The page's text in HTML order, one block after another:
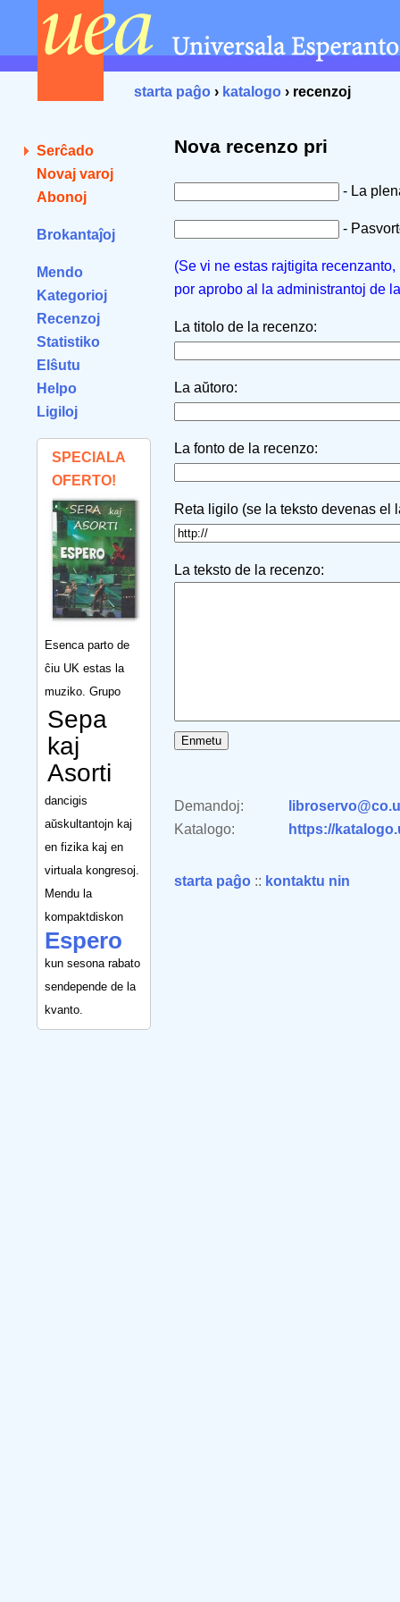
starta paĝo › katalogo › recenzoj
Serĉado
Novaj varoj
Abonoj
Brokantaĵoj
Mendo
Kategorioj
Recenzoj
Statistiko
Elŝutu
Helpo
Ligiloj
SPECIALA
OFERTO!
Esenca parto de
ĉiu UK estas la
muziko. Grupo
Sepa
kaj
Asorti
dancigis
aŭskultantojn kaj
en fizika kaj en
virtuala kongresoj.
Mendu la
kompaktdiskon
Espero
kun sesona rabato
sendepende de la
kvanto.
Nova recenzo pri
- La
-
(Se vi ne estas rajtigita
por aprobo al la administrantoj de
La titolo de la recenzo:
La aŭtoro:
La fonto de la recenzo:
Reta ligilo (se la teksto devenas el
La teksto de la recenzo:
Demandoj:
Katalogo:
https://
starta paĝo :: kontaktu nin